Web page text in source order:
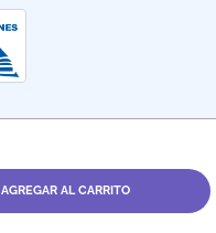
AGREGAR AL CARRITO